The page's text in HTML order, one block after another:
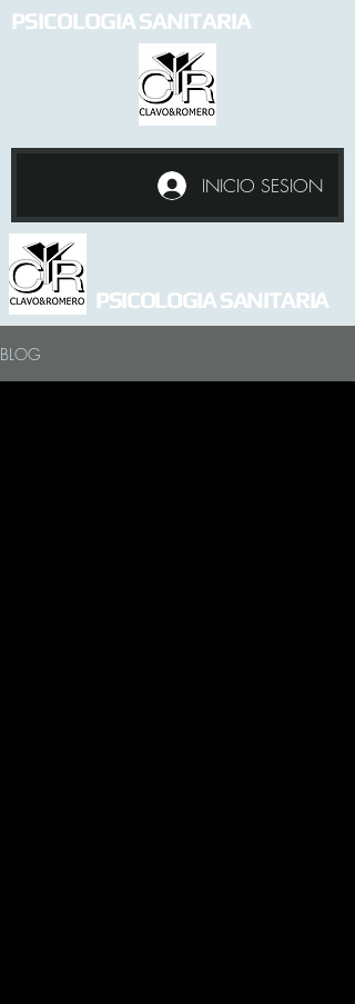
PSICOLOGIA SANITARIA
INICIO SESION
PSICOLOGIA SANITARIA
BLOG